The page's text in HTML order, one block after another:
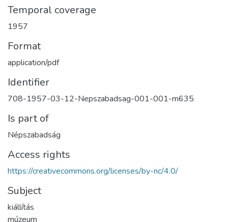
Temporal coverage
1957
Format
application/pdf
Identifier
708-1957-03-12-Nepszabadsag-001-001-m635
Is part of
Népszabadság
Access rights
https://creativecommons.org/licenses/by-nc/4.0/
Subject
kiállítás
múzeum